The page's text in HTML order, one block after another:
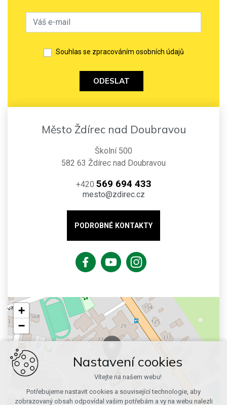
Souhlas se zpracováním osobních údajů
ODESLAT
Město Ždírec nad Doubravou
Školní 500
582 63 Ždírec nad Doubravou
+420 569 694 433
mesto@zdirec.cz
PODROBNÉ KONTAKTY
+
−
Nastavení cookies
Vítejte na našem webu!
Potřebujeme nastavit cookies a související technologie, aby
zobrazovaný obsah odpovídal vašim potřebám a vy na webu nalezli